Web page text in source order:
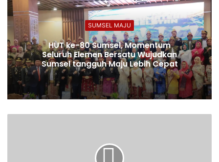
SUMSEL MAJU
HUT ke-80 Sumsel, Momentum
Seluruh Elemen Bersatu Wujudkan
Sumsel tangguh Maju Lebih Cepat